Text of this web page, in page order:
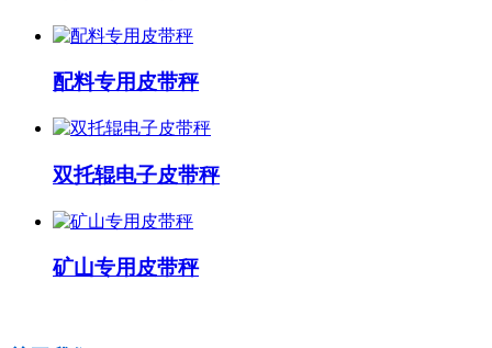
配料专用皮带秤
双托辊电子皮带秤
矿山专用皮带秤